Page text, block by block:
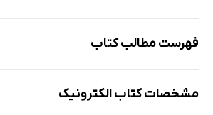
فهرست مطالب کتاب
آشنایی با مفهوم برنامه‌نویسی و
مشخصات کتاب الکترونیک